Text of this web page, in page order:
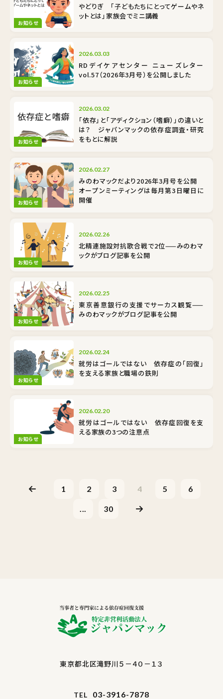
お知らせ
やどりぎ 「子どもたちにとってゲームやネ
ットとは」家族会でミニ講義
お知らせ
2026.03.03
RDデイケアセンター ニューズレター
vol.57（2026年3月号）を公開しました
お知らせ
2026.03.02
「依存」と「アディクション（嗜癖）」の違いと
は？ ジャパンマックの依存症調査・研究
をもとに解説
お知らせ
2026.02.27
みのわマックだより2026年3月号を公開
オープンミーティングは毎月第3日曜日に
開催
お知らせ
2026.02.26
北精連施設対抗歌合戦で2位——みのわマ
ックがブログ記事を公開
お知らせ
2026.02.25
東京善意銀行の支援でサーカス観覧——
みのわマックがブログ記事を公開
お知らせ
2026.02.24
就労はゴールではない 依存症の「回復」
を支える家族と職場の鉄則
お知らせ
2026.02.20
就労はゴールではない 依存症回復を支
える家族の3つの注意点
1 2 3 4 5 6
... 30
東京都北区滝野川５－４０－１３
TEL 03-3916-7878